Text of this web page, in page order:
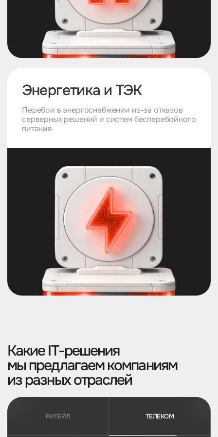
Энергетика и ТЭК
Перебои в энергоснабжении из-за отказов
серверных решений и систем бесперебойного
питания
Какие IТ-решения
мы предлагаем компаниям
из разных отраслей
РИТЕЙЛ ТЕЛЕКОМ